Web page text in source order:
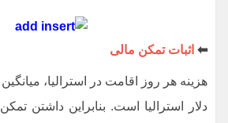
⬅اثبات تمکن مالی
دلار استرالیا است. بنابراین داشتن تمکن